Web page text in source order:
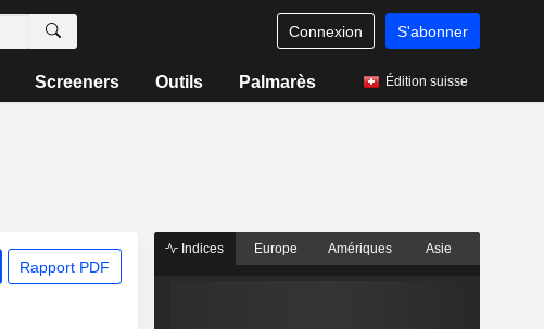
Connexion S'abonner
Screeners Outils Palmarès Édition suisse
Rapport PDF
Indices Europe Amériques Asie